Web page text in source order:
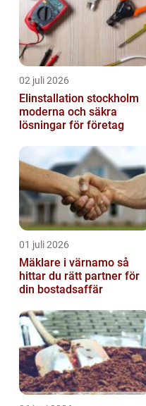
02 juli 2026
Elinstallation stockholm
moderna och säkra
lösningar för företag
01 juli 2026
Mäklare i värnamo så
hittar du rätt partner för
din bostadsaffär